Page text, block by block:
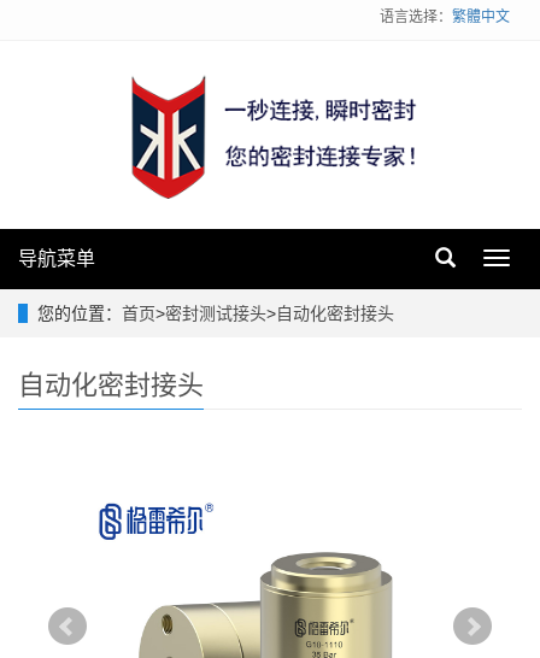
语言选择： 繁體中文
导航菜单
您的位置： 首页>密封测试接头>自动化密封接头
自动化密封接头